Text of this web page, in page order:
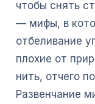
чтобы снять
— мифы, в
отбеливание
плохие от
нить, отчего
Развенчание